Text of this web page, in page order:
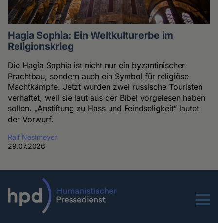
Hagia Sophia: Ein Weltkulturerbe im
Religionskrieg
Die Hagia Sophia ist nicht nur ein byzantinischer
Prachtbau, sondern auch ein Symbol für religiöse
Machtkämpfe. Jetzt wurden zwei russische Touristen
verhaftet, weil sie laut aus der Bibel vorgelesen haben
sollen. „Anstiftung zu Hass und Feindseligkeit“ lautet
der Vorwurf.
Ralf Nestmeyer
29.07.2026
Menu